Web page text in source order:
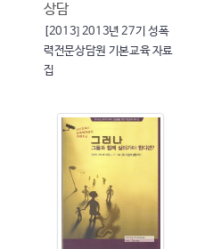
상담
[2013] 2013년 27기 성폭
력전문상담원 기본교육 자료
집